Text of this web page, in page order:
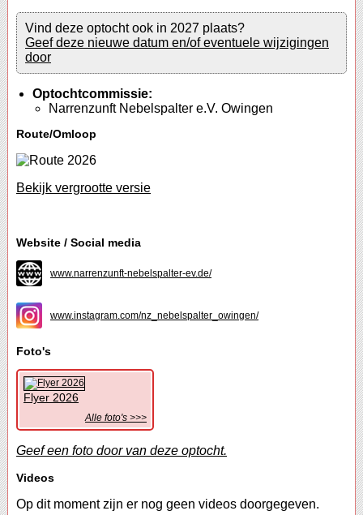
Vind deze optocht ook in 2027 plaats?
Geef deze nieuwe datum en/of eventuele wijzigingen
door
Optochtcommissie:
Narrenzunft Nebelspalter e.V. Owingen
Route/Omloop
Bekijk vergrootte versie
Website / Social media
www.narrenzunft-nebelspalter-ev.de/
www.instagram.com/nz_nebelspalter_owingen/
Foto's
Flyer 2026
Alle foto's >>>
Geef een foto door van deze optocht.
Videos
Op dit moment zijn er nog geen videos doorgegeven.